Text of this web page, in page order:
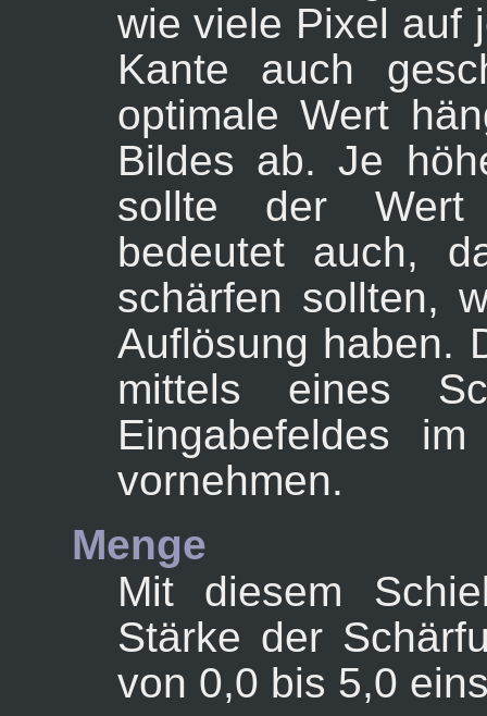
wie viele Pixel auf
Kante auch
optimale Wert
Bildes ab. Je
sollte der Wert
bedeutet auch,
schärfen sollten,
Auflösung haben.
mittels eines
Eingabefeldes
vornehmen.
Menge
Mit diesem
Stärke der
von 0,0 bis 5,0